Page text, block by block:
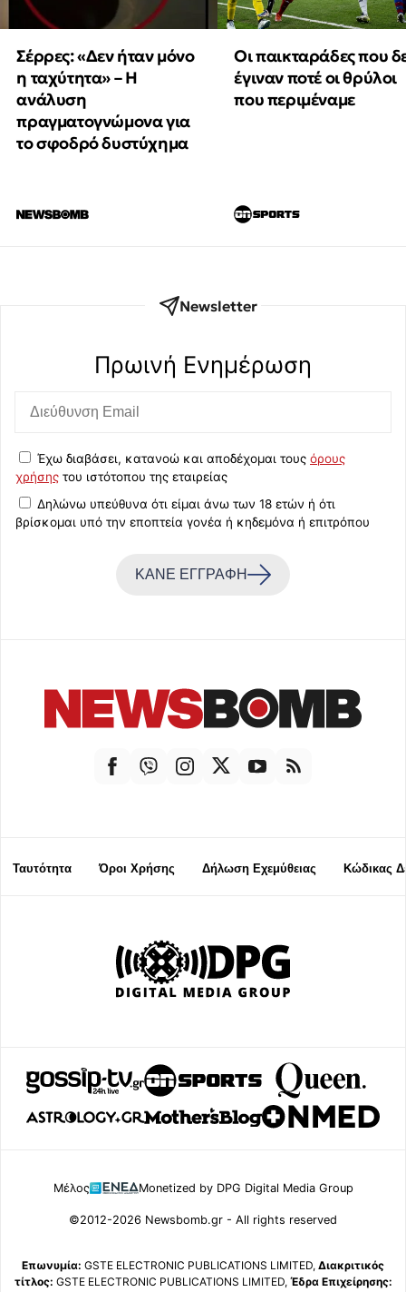
Σέρρες: «Δεν ήταν μόνο
η ταχύτητα» – Η
ανάλυση
πραγματογνώμονα για
το σφοδρό δυστύχημα
Οι παικταράδες που
έγιναν ποτέ οι θρύλοι
που περιμέναμε
Newsletter
Πρωινή Eνημέρωση
Έχω διαβάσει, κατανοώ και αποδέχομαι τους όρους
χρήσης του ιστότοπου της εταιρείας
Δηλώνω υπεύθυνα ότι είμαι άνω των 18 ετών ή ότι
βρίσκομαι υπό την εποπτεία γονέα ή κηδεμόνα ή επιτρόπου
ΚΑΝΕ ΕΓΓΡΑΦΗ
Ταυτότητα Όροι Χρήσης Δήλωση Εχεμύθειας Κώδικας
Μέλος Monetized by DPG Digital Media Group
©2012-2026 Newsbomb.gr - All rights reserved
Επωνυμία: GSTE ELECTRONIC PUBLICATIONS LIMITED, Διακριτικός
τίτλος: GSTE ELECTRONIC PUBLICATIONS LIMITED, Έδρα Επιχείρησης: